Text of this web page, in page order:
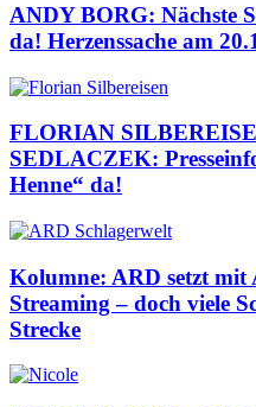
ANDY BORG: Nächste
da! Herzenssache am
FLORIAN
SEDLACZEK:
Henne“ da!
Kolumne: ARD setzt mit
Streaming – doch viele
Strecke